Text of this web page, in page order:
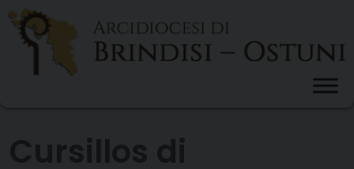
Skip
content